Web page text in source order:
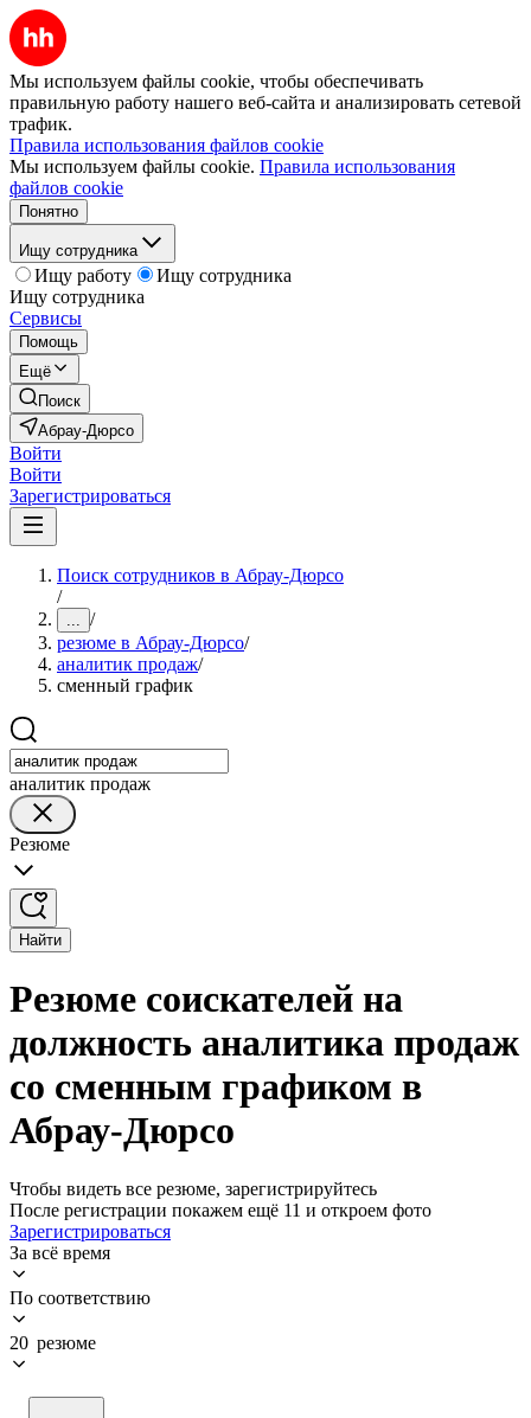
Мы используем файлы cookie, чтобы обеспечивать
правильную работу нашего веб-сайта и анализировать сетевой
трафик.
Правила использования файлов cookie
Мы используем файлы cookie. Правила использования
файлов cookie
Понятно
Ищу сотрудника
Ищу работу
Ищу сотрудника
Ищу сотрудника
Сервисы
Помощь
Ещё
Поиск
Абрау-Дюрсо
Войти
Войти
Зарегистрироваться
Поиск сотрудников в Абрау-Дюрсо
/
... /
резюме в Абрау-Дюрсо/
аналитик продаж/
сменный график
аналитик продаж
Резюме
Найти
Резюме соискателей на
должность аналитика продаж
со сменным графиком в
Абрау-Дюрсо
Чтобы видеть все резюме, зарегистрируйтесь
После регистрации покажем ещё 11 и откроем фото
Зарегистрироваться
За всё время
По соответствию
20 резюме